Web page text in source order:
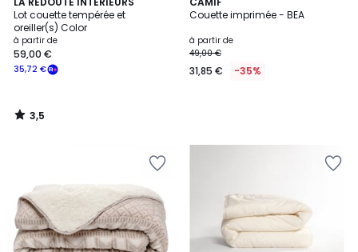
Lot couette tempérée et
oreiller(s) Color
à partir de
35,72 €
59,00 €
/ 5
3,5
/
Couette imprimée - BEA
à partir de
49,00 €
31,85 € -35%